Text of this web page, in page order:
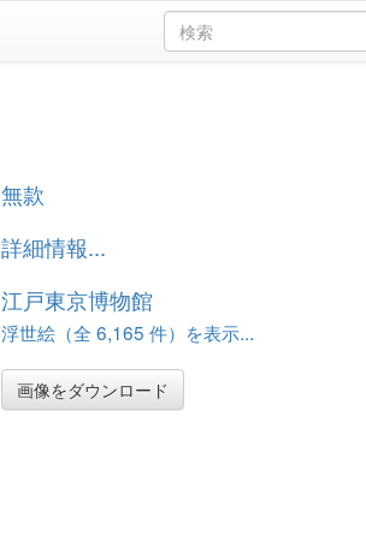
無款
詳細情報...
江戸東京博物館
浮世絵（全 6,165 件）を表示...
画像をダウンロード